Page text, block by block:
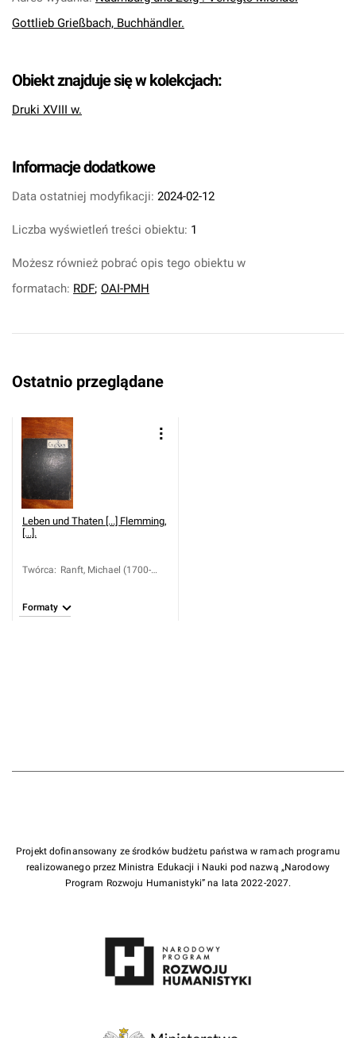
Gottlieb Grießbach, Buchhändler.
Obiekt znajduje się w kolekcjach:
Druki XVIII w.
Informacje dodatkowe
Data ostatniej modyfikacji: 2024-02-12
Liczba wyświetleń treści obiektu: 1
Możesz również pobrać opis tego obiektu w
formatach: RDF; OAI-PMH
Ostatnio przeglądane
Leben und Thaten [...] Flemming,
[...].
Twórca: Ranft, Michael (1700-
Formaty
Projekt dofinansowany ze środków budżetu państwa w ramach programu
realizowanego przez Ministra Edukacji i Nauki pod nazwą „Narodowy
Program Rozwoju Humanistyki” na lata 2022-2027.